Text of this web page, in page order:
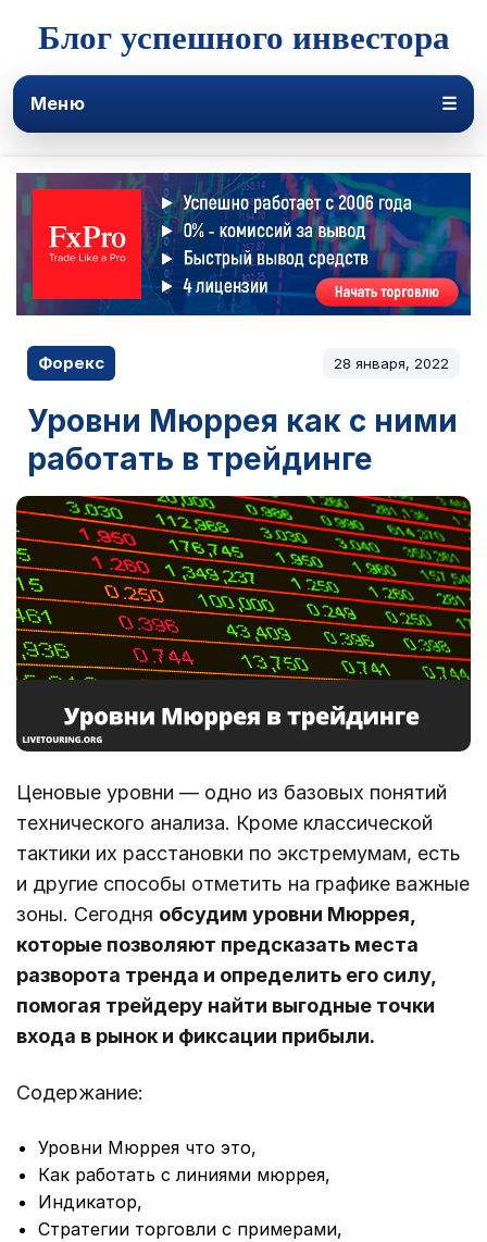
Блог успешного инвестора
Меню ☰
Форекс 28 января, 2022
Уровни Мюррея как с ними
работать в трейдинге
Ценовые уровни ― одно из базовых понятий
технического анализа. Кроме классической
тактики их расстановки по экстремумам, есть
и другие способы отметить на графике важные
зоны. Сегодня обсудим уровни Мюррея,
которые позволяют предсказать места
разворота тренда и определить его силу,
помогая трейдеру найти выгодные точки
входа в рынок и фиксации прибыли.
Содержание:
Уровни Мюррея что это,
Как работать с линиями мюррея,
Индикатор,
Стратегии торговли с примерами,